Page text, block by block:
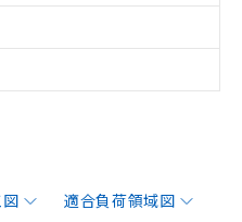
適合負荷領域図